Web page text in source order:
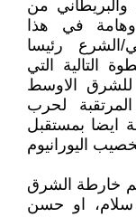
والبريطاني من
في هذا
الشرع رئيسا
التالية التي
للشرق الاوسط
لحرب
ايضا بمستقبل
اليورانيوم
خارطة الشرق
سلام، او حسن